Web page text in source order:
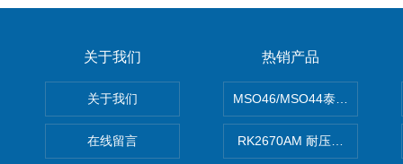
关于我们
关于我们
在线留言
热销产品
MSO46/MSO44泰克
RK2670AM 耐压测试仪